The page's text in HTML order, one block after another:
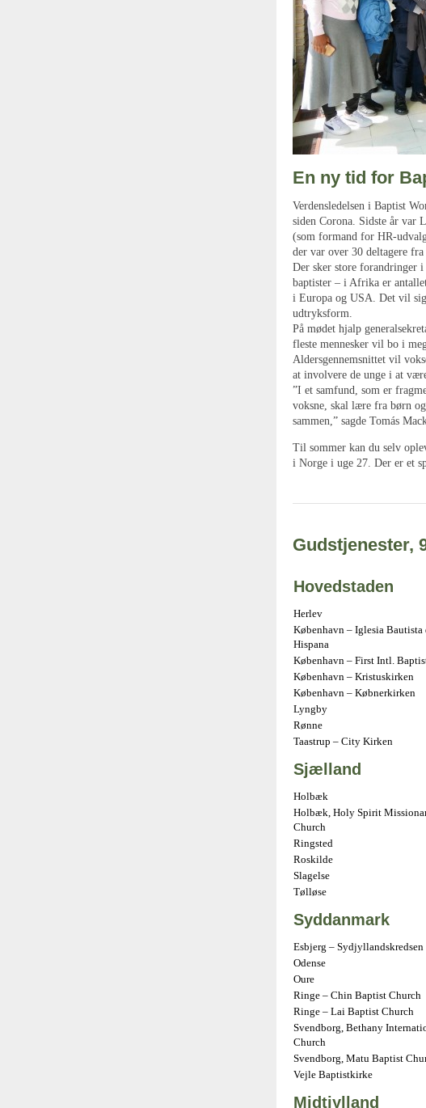
En ny tid for
Verdensledelsen i Baptist
siden Corona. Sidste år var
(som formand for HR-
der var over 30 deltagere fra
Der sker store forandringer
baptister – i Afrika er
i Europa og USA. Det vil
udtryksform.
På mødet hjalp
fleste mennesker vil bo i
Aldersgennemsnittet vil
at involvere de unge i at
”I et samfund, som er
voksne, skal lære fra børn
sammen,” sagde Tomás
Til sommer kan du selv
i Norge i uge 27. Der er et
Gudstjenester,
Hovedstaden
Herlev
København – Iglesia Bautista
Hispana
København – First Intl.
København – Kristuskirken
København – Købnerkirken
Lyngby
Rønne
Taastrup – City Kirken
Sjælland
Holbæk
Holbæk, Holy Spirit
Church
Ringsted
Roskilde
Slagelse
Tølløse
Syddanmark
Esbjerg – Sydjyllandskredsen
Odense
Oure
Ringe – Chin Baptist Church
Ringe – Lai Baptist Church
Svendborg, Bethany
Church
Svendborg, Matu Baptist
Vejle Baptistkirke
Midtjylland